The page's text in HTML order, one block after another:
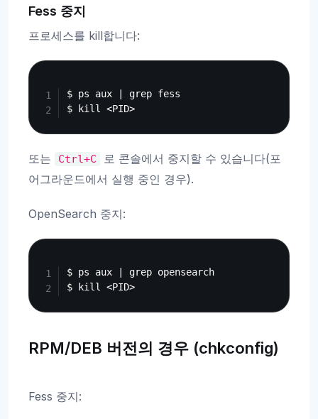
Fess 중지
프로세스를 kill합니다:
$ ps aux | grep fess
또는 Ctrl+C
로 콘솔에서 중지할 수 있습니다(포
어그라운드에서 실행 중인 경우).
OpenSearch 중지:
$ ps aux | grep opensearch
RPM/DEB 버전의 경우 (chkconfig)
Fess 중지: